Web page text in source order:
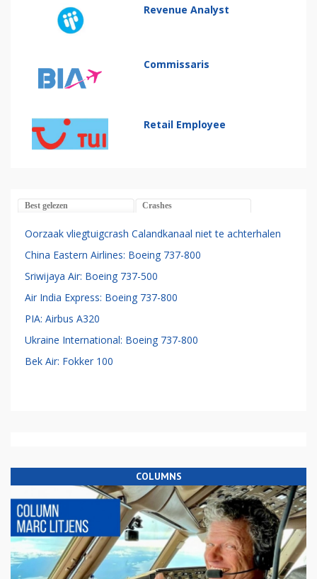
Revenue Analyst
Commissaris
Retail Employee
Best gelezen Crashes
Oorzaak vliegtuigcrash Calandkanaal niet te achterhalen
China Eastern Airlines: Boeing 737-800
Sriwijaya Air: Boeing 737-500
Air India Express: Boeing 737-800
PIA: Airbus A320
Ukraine International: Boeing 737-800
Bek Air: Fokker 100
COLUMNS